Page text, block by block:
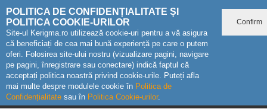
POLITICA DE CONFIDENȚIALITATE ȘI
POLITICA COOKIE-URILOR
Site-ul Kerigma.ro utilizează cookie-uri pentru a vă asigura
că beneficiați de cea mai bună experiență pe care o putem
oferi. Folosirea site-ului nostru (vizualizare pagini, navigare
pe pagini, înregistrare sau conectare) indică faptul că
acceptați politica noastră privind cookie-urile. Puteți afla
mai multe despre modulele cookie în Politica de
Confidențialitate sau în Politica Cookie-urilor.
Confirm